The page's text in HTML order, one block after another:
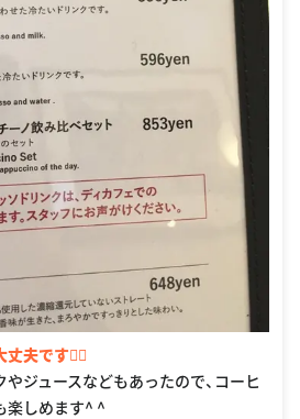
夫です🙆‍♀️
ジュースなどもあったので、コーヒ
楽しめます^ ^